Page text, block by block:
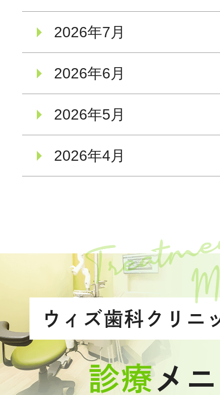
2026年7月
2026年6月
2026年5月
2026年4月
ウィズ歯科クリニ
診療 メ